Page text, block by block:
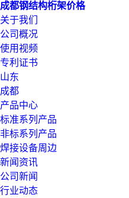
成都钢结构桁架价格
关于我们
公司概况
使用视频
专利证书
山东
成都
产品中心
标准系列产品
非标系列产品
焊接设备周边
新闻资讯
公司新闻
行业动态